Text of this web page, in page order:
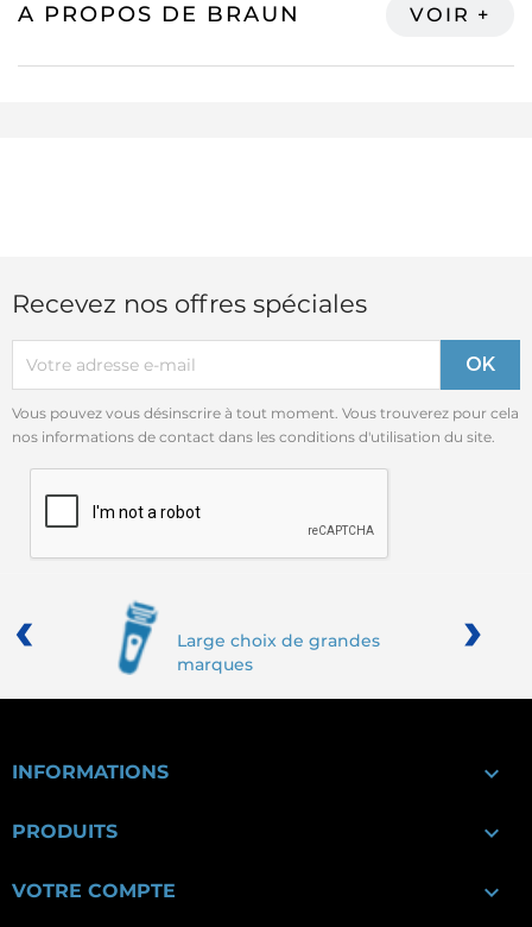
A PROPOS DE BRAUN
Recevez nos offres spéciales
Vous pouvez vous désinscrire à tout moment. Vous trouverez pour cela
nos informations de contact dans les conditions d'utilisation du site.
Large choix de grandes
marques
‹ ›
INFORMATIONS 
PRODUITS 
VOTRE COMPTE 